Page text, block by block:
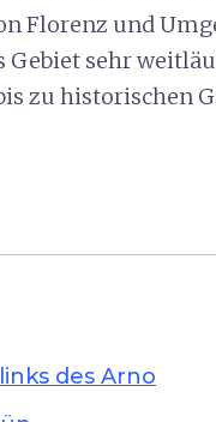
Florenz und
Gebiet sehr
zu historischen
des Arno